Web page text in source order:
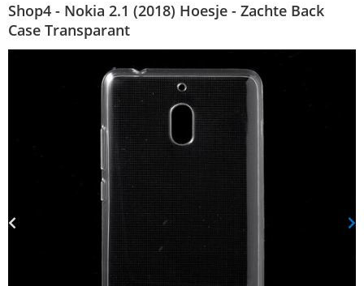
Shop4 - Nokia 2.1 (2018) Hoesje - Zachte Back
Case Transparant